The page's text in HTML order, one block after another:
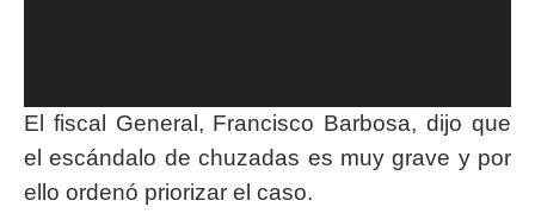
El fiscal General, Francisco Barbosa, dijo que
el escándalo de chuzadas es muy grave y por
ello ordenó priorizar el caso.